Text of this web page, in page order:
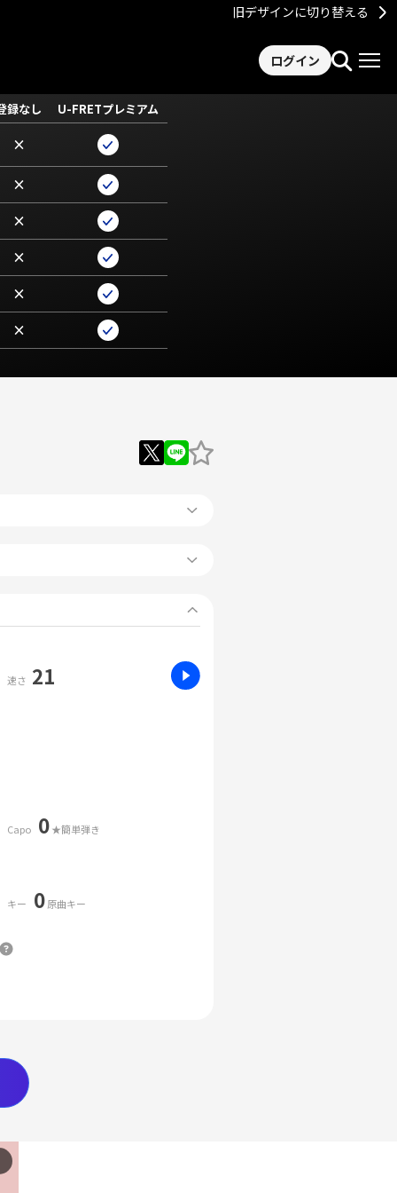
旧デザインに切り替える
ログイン
録なし U-FRETプレミアム
×
×
×
×
×
×
速さ 21
Capo 0★簡単弾き
キー 0原曲キー